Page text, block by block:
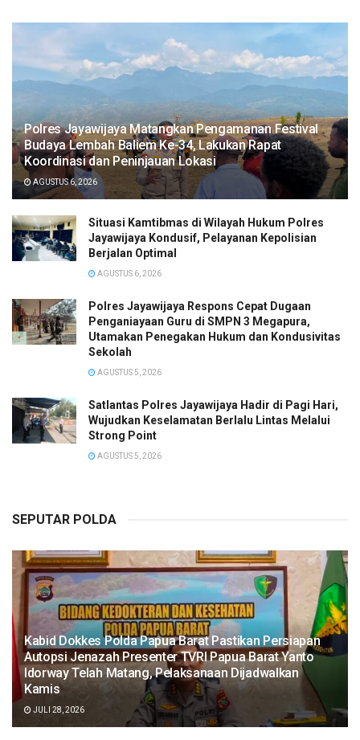
Polres Jayawijaya Matangkan Pengamanan Festival
Budaya Lembah Baliem Ke-34, Lakukan Rapat
Koordinasi dan Peninjauan Lokasi
AGUSTUS 6, 2026
Situasi Kamtibmas di Wilayah Hukum Polres
Jayawijaya Kondusif, Pelayanan Kepolisian
Berjalan Optimal
AGUSTUS 6, 2026
Polres Jayawijaya Respons Cepat Dugaan
Penganiayaan Guru di SMPN 3 Megapura,
Utamakan Penegakan Hukum dan Kondusivitas
Sekolah
AGUSTUS 5, 2026
Satlantas Polres Jayawijaya Hadir di Pagi Hari,
Wujudkan Keselamatan Berlalu Lintas Melalui
Strong Point
AGUSTUS 5, 2026
SEPUTAR POLDA
Kabid Dokkes Polda Papua Barat Pastikan Persiapan
Autopsi Jenazah Presenter TVRI Papua Barat Yanto
Idorway Telah Matang, Pelaksanaan Dijadwalkan
Kamis
JULI 28, 2026